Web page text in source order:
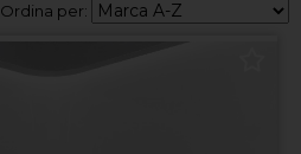
Ordina per: